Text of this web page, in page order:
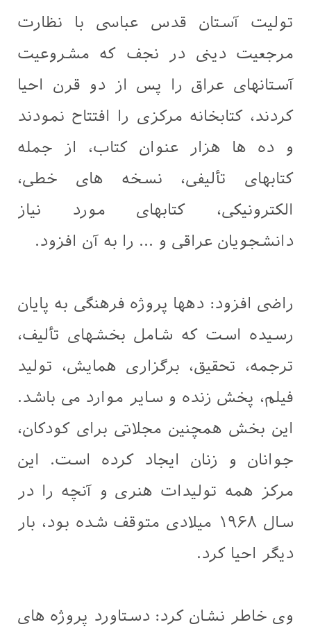
توليت آستان قدس عباسی با نظارت
مرجعیت دینی در نجف که مشروعیت
آستانهای عراق را پس از دو قرن احیا
کردند، کتابخانه مرکزی را افتتاح نمودند
و ده ها هزار عنوان کتاب، از جمله
کتابهای تألیفی، نسخه های خطی،
الکترونیکی، کتابهای مورد نیاز
دانشجویان عراقی و ... را به آن افزود.
راضی افزود: دهها پروژه فرهنگی به پایان
رسیده است که شامل بخشهای تألیف،
ترجمه، تحقیق، برگزاری همایش، تولید
فیلم، پخش زنده و سایر موارد می باشد.
این بخش همچنین مجلاتی برای کودکان،
جوانان و زنان ایجاد کرده است. این
مرکز همه تولیدات هنری و آنچه را در
سال ۱۹۶۸ ميلادی متوقف شده بود، بار
دیگر احیا کرد.
وی خاطر نشان کرد: دستاورد پروژه های